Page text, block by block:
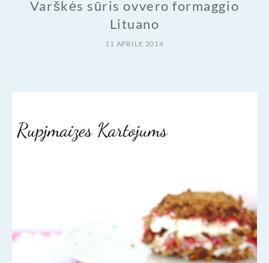
Varškės sūris ovvero formaggio
Lituano
11 APRILE 2014